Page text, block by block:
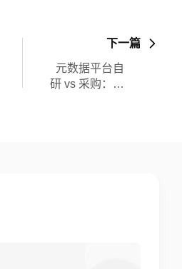
下一篇
元数据平台自
研 vs 采购：一